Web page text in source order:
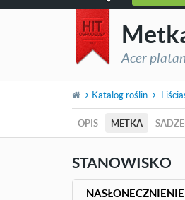
Acer
Katalog roślin
OPIS METKA
STANOWISKO
NASŁONECZNIENIE